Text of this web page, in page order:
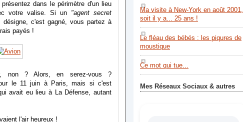
dans le périmètre d'un lieu
votre valise. Si un "agent secret
désigne, c'est gagné, vous partez à
payés !
non ? Alors, en serez-vous ?
le 11 juin à Paris, mais si c'est
avait eu lieu à La Défense, autant
l'air heureux !
Ma visite à New-York en août 2001,
soit il y a... 25 ans !
Le fléau des bébés : les piqures de
moustique
Ce mot qui tue...
Mes Réseaux Sociaux & autres